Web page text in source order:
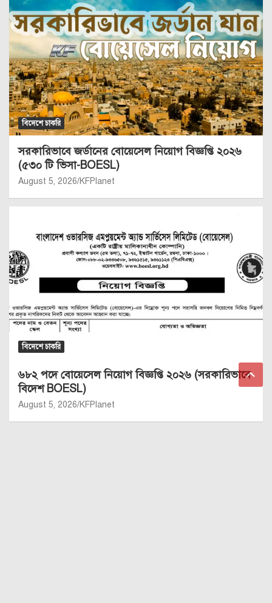
বিদেশে চাকরি
সরকারিভাবে জর্ডানের বোয়েসেল নিয়োগ বিজ্ঞপ্তি ২০২৬
(৫৩০ টি ভিসা-BOESL)
August 5, 2026 KFPlanet
বিদেশে চাকরি
৬৮২ পদে বোয়েসেল নিয়োগ বিজ্ঞপ্তি ২০২৬ (সরকারিভাবে
বিদেশ BOESL)
August 5, 2026 KFPlanet